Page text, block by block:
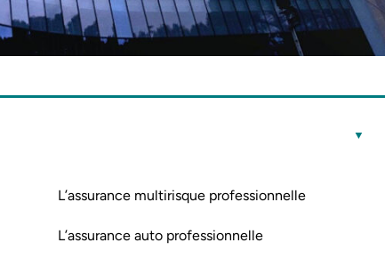
L’assurance multirisque professionnelle
L’assurance auto professionnelle